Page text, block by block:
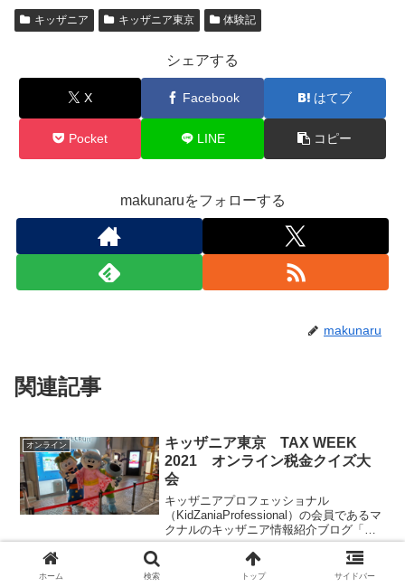
キッザニア キッザニア東京 体験記
シェアする
X Facebook はてブ
Pocket LINE コピー
makunaruをフォローする
makunaru
関連記事
オンライン
キッザニア東京 TAX WEEK
2021 オンライン税金クイズ大
会
キッザニアプロフェッショナル
（KidZaniaProfessional）の会員であるマ
クナルのキッザニア情報紹介ブログ「キ
ッザマニア」。今回はキッザニア東京が
開催するオンラインクイズ大会について
ご紹介します。キッザニア東京、キッザ
キッザニア キッザニア東京 2024月11月の
ホーム 検索 トップ サイドバー